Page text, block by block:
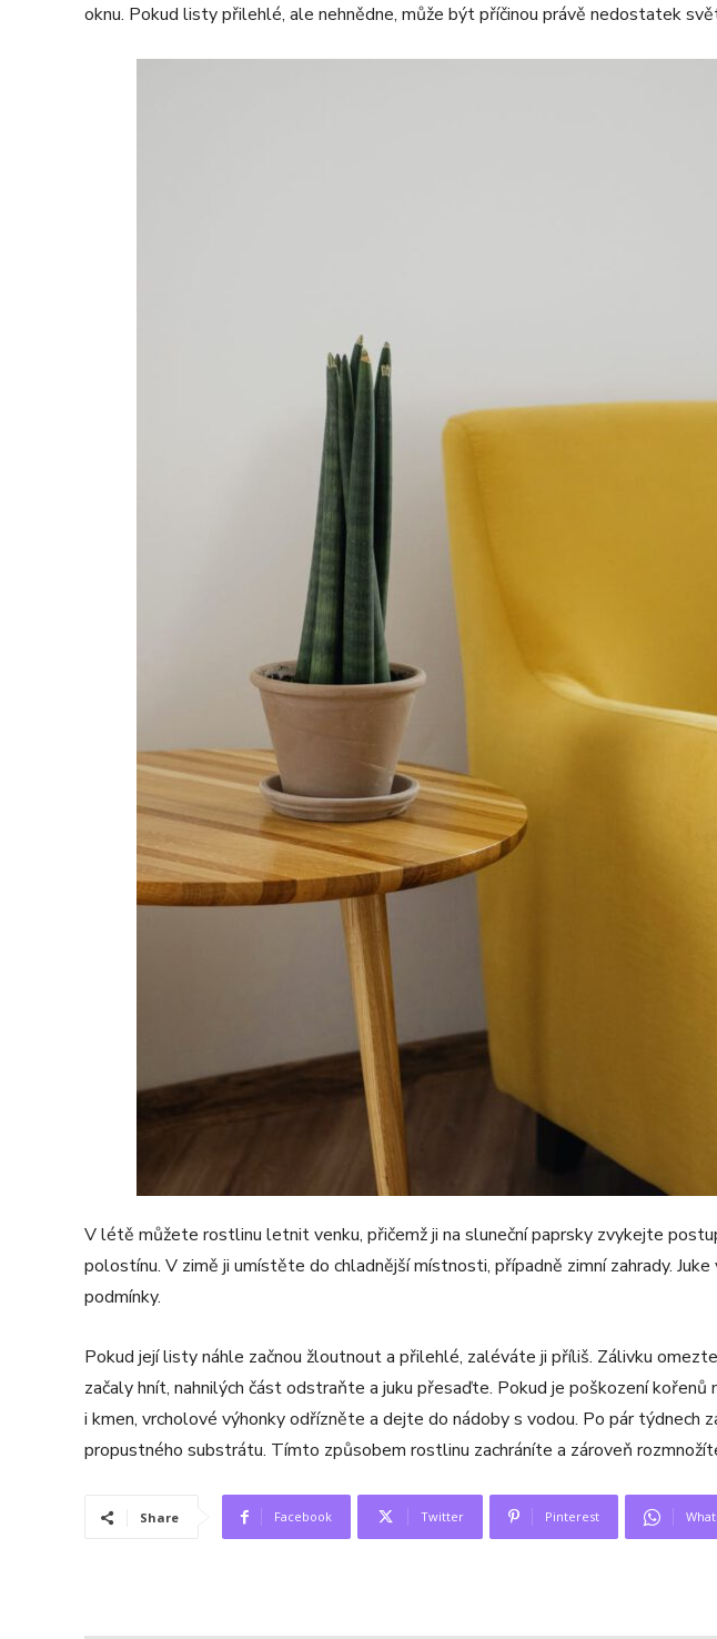
oknu. Pokud listy přilehlé, ale nehnědne, může být příčinou právě nedostatek
V létě můžete rostlinu letnit venku, přičemž ji na sluneční paprsky zvykejte
polostínu. V zimě ji umístěte do chladnější místnosti, případně zimní zahrady.
podmínky.
Pokud její listy náhle začnou žloutnout a přilehlé, zaléváte ji příliš. Zálivku
začaly hnít, nahnilých část odstraňte a juku přesaďte. Pokud je poškození kořenů
i kmen, vrcholové výhonky odřízněte a dejte do nádoby s vodou. Po pár týdnech
propustného substrátu. Tímto způsobem rostlinu zachráníte a zároveň
Share Facebook Twitter Pinterest